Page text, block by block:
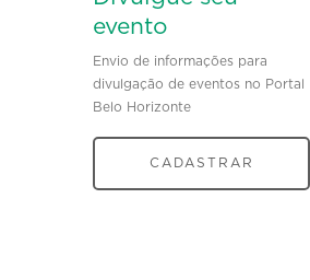
evento
Envio de informações para
divulgação de eventos no Portal
Belo Horizonte
CADASTRAR